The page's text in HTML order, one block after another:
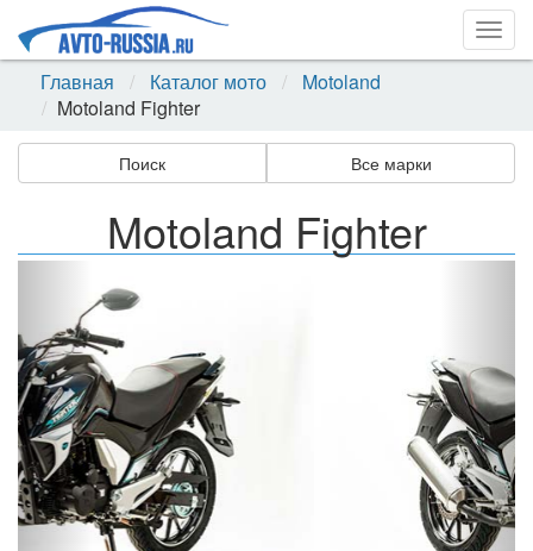
Главная
Каталог мото
Motoland
Motoland Fighter
Поиск Все марки
Motoland Fighter